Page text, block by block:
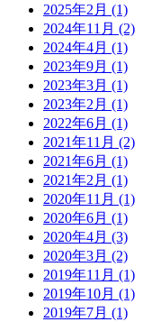
2025年2月 (1)
2024年11月 (2)
2024年4月 (1)
2023年9月 (1)
2023年3月 (1)
2023年2月 (1)
2022年6月 (1)
2021年11月 (2)
2021年6月 (1)
2021年2月 (1)
2020年11月 (1)
2020年6月 (1)
2020年4月 (3)
2020年3月 (2)
2019年11月 (1)
2019年10月 (1)
2019年7月 (1)